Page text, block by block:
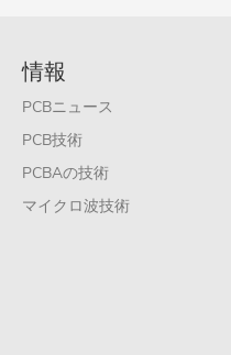
情報
PCBニュース
PCB技術
PCBAの技術
マイクロ波技術